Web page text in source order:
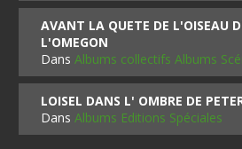
AVANT LA QUETE DE L'OISEAU
L'OMEGON
DansAlbums collectifs Albums
LOISEL DANS L' OMBRE DE
DansAlbums Editions Spéciales